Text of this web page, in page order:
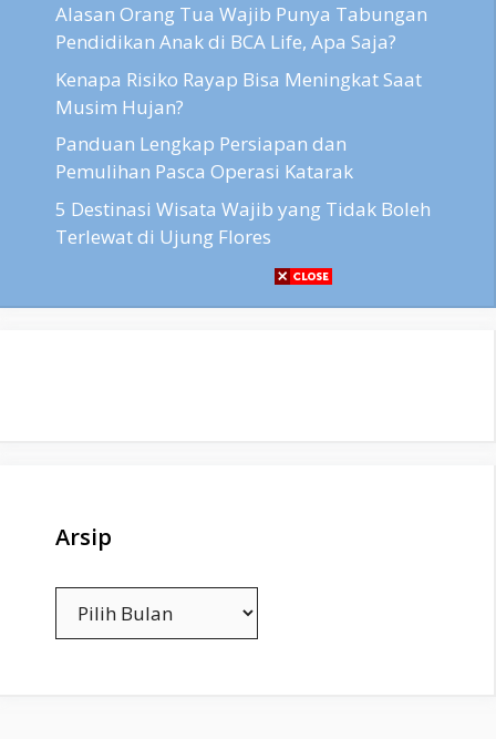
Alasan Orang Tua Wajib Punya Tabungan
Pendidikan Anak di BCA Life, Apa Saja?
Kenapa Risiko Rayap Bisa Meningkat Saat
Musim Hujan?
Panduan Lengkap Persiapan dan
Pemulihan Pasca Operasi Katarak
5 Destinasi Wisata Wajib yang Tidak Boleh
Terlewat di Ujung Flores
Arsip